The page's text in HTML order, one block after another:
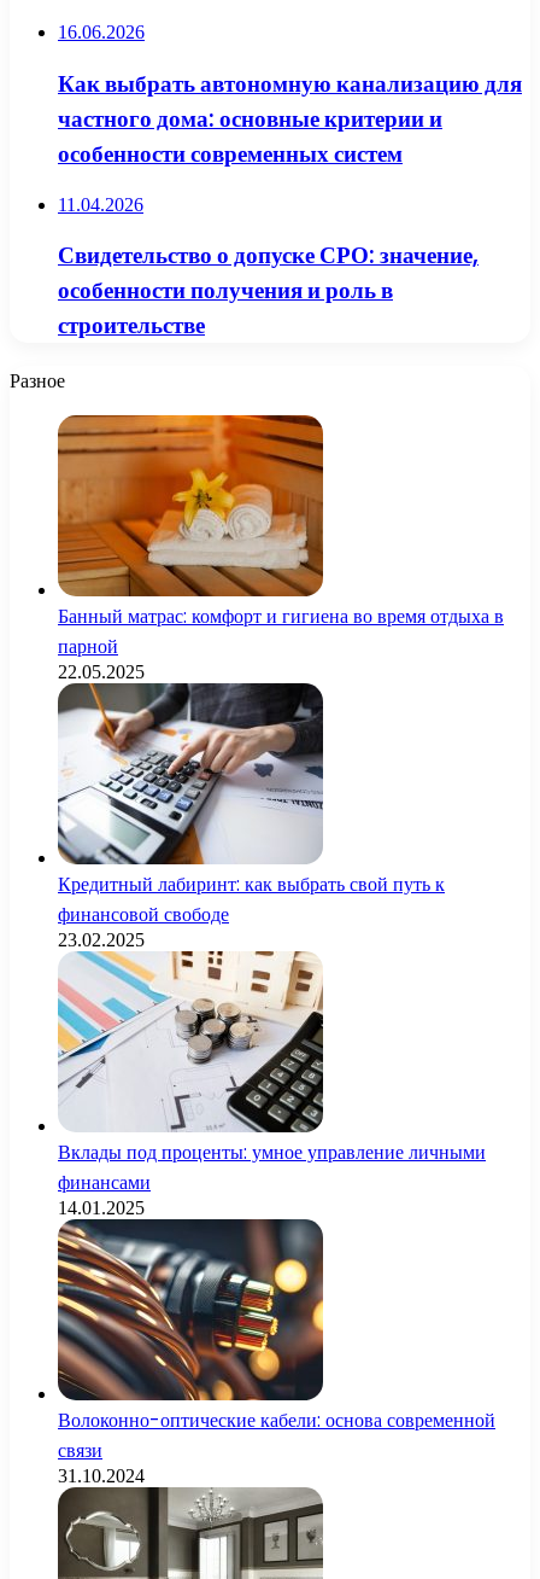
16.06.2026
Как выбрать автономную канализацию для
частного дома: основные критерии и
особенности современных систем
11.04.2026
Свидетельство о допуске СРО: значение,
особенности получения и роль в
строительстве
Разное
Банный матрас: комфорт и гигиена во время отдыха в
парной
22.05.2025
Кредитный лабиринт: как выбрать свой путь к
финансовой свободе
23.02.2025
Вклады под проценты: умное управление личными
финансами
14.01.2025
Волоконно-оптические кабели: основа современной
связи
31.10.2024